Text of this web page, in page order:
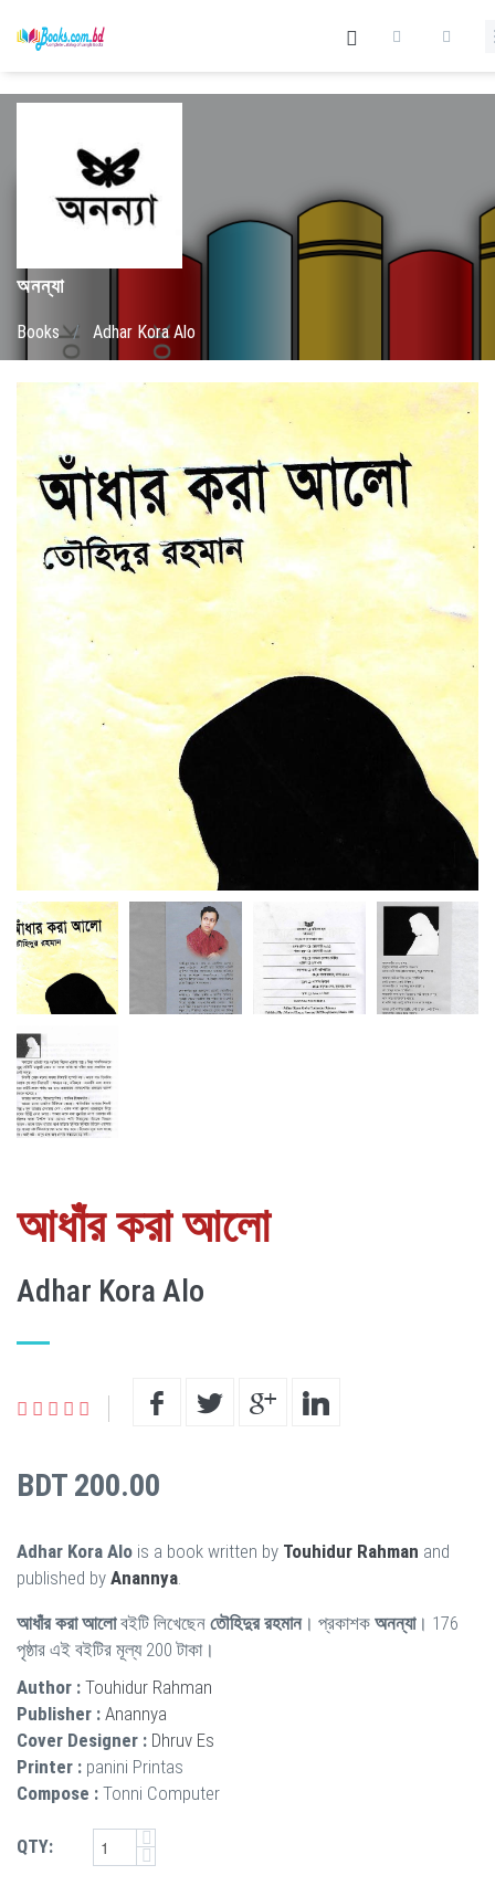
অনন্যা
Books / Adhar Kora Alo
আধাঁর করা আলো
Adhar Kora Alo
BDT 200.00
Adhar Kora Alo is a book written by Touhidur Rahman and
published by Anannya
আধাঁর করা আলোবইটি লিখেছেন তৌহিদুর রহমান। প্রকাশক অনন্যা। 176
পৃষ্ঠার এই বইটির মূল্য 200 টাকা।
Author : Touhidur Rahman
Publisher : Anannya
Cover Designer : Dhruv Es
Printer : panini Printas
Compose : Tonni Computer
QTY: